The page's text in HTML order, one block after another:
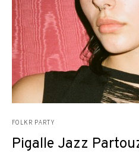
FOLKR PARTY
Pigalle Jazz